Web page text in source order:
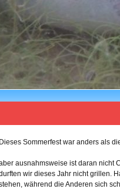
Dieses Sommerfest war anders als
ausnahmsweise ist daran nicht
wir dieses Jahr nicht grillen.
während die Anderen sich